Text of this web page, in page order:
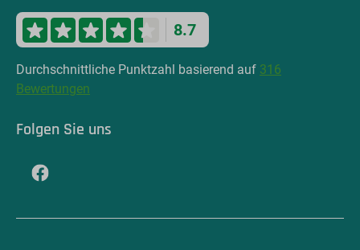
8.7
Durchschnittliche Punktzahl basierend auf 316
Bewertungen
Folgen Sie uns